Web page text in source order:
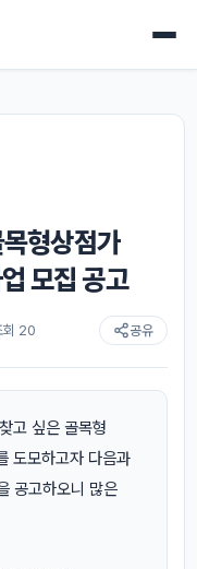
형상점가
모집 공고
20 공유
고 싶은 골목형
도모하고자 다음과
공고하오니 많은